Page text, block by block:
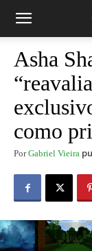
Asha
como
Por Gabriel Vieira